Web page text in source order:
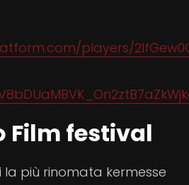
players/
Film festival
più rinomata kermesse